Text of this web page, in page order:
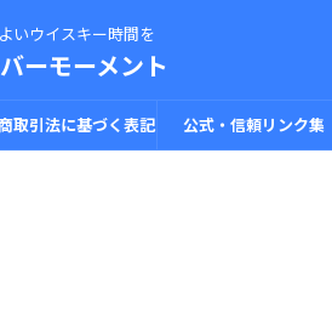
いウイスキー時間を
ーモーメント
取引法に基づく表記 公式・信頼リンク集